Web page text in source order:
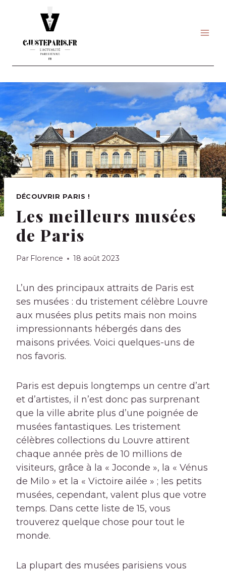
DÉCOUVRIR PARIS !
Les meilleurs musées
de Paris
Par Florence 18 août 2023
L’un des principaux attraits de Paris est
ses musées : du tristement célèbre Louvre
aux musées plus petits mais non moins
impressionnants hébergés dans des
maisons privées. Voici quelques-uns de
nos favoris.
Paris est depuis longtemps un centre d’art
et d’artistes, il n’est donc pas surprenant
que la ville abrite plus d’une poignée de
musées fantastiques. Les tristement
célèbres collections du Louvre attirent
chaque année près de 10 millions de
visiteurs, grâce à la « Joconde », la « Vénus
de Milo » et la « Victoire ailée » ; les petits
musées, cependant, valent plus que votre
temps. Dans cette liste de 15, vous
trouverez quelque chose pour tout le
monde.
La plupart des musées parisiens vous